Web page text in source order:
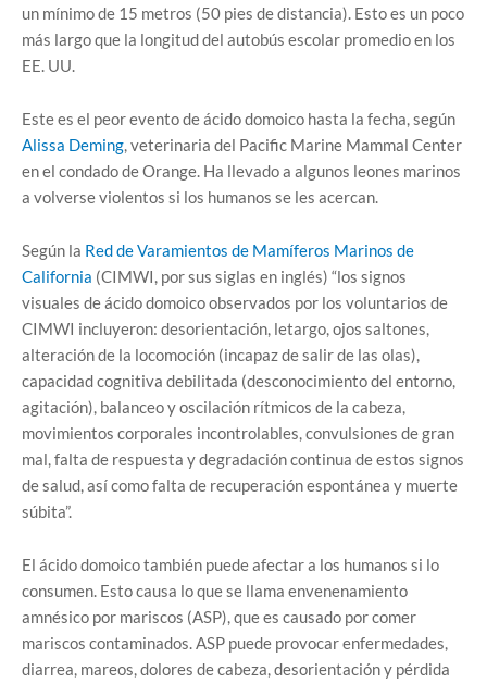
un mínimo de 15 metros (50 pies de distancia). Esto es un poco
más largo que la longitud del autobús escolar promedio en los
EE. UU.
Este es el peor evento de ácido domoico hasta la fecha, según
Alissa Deming, veterinaria del Pacific Marine Mammal Center
en el condado de Orange. Ha llevado a algunos leones marinos
a volverse violentos si los humanos se les acercan.
Según la Red de Varamientos de Mamíferos Marinos de
California (CIMWI, por sus siglas en inglés) “los signos
visuales de ácido domoico observados por los voluntarios de
CIMWI incluyeron: desorientación, letargo, ojos saltones,
alteración de la locomoción (incapaz de salir de las olas),
capacidad cognitiva debilitada (desconocimiento del entorno,
agitación), balanceo y oscilación rítmicos de la cabeza,
movimientos corporales incontrolables, convulsiones de gran
mal, falta de respuesta y degradación continua de estos signos
de salud, así como falta de recuperación espontánea y muerte
súbita”.
El ácido domoico también puede afectar a los humanos si lo
consumen. Esto causa lo que se llama envenenamiento
amnésico por mariscos (ASP), que es causado por comer
mariscos contaminados. ASP puede provocar enfermedades,
diarrea, mareos, dolores de cabeza, desorientación y pérdida